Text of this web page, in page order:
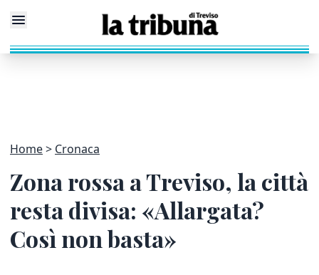
Home Cronaca
Zona rossa a Treviso, la città
resta divisa: «Allargata?
Così non basta»